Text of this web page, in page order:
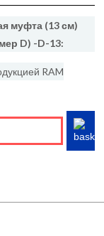
муфта (13 см)
D) -D-13:
RAM